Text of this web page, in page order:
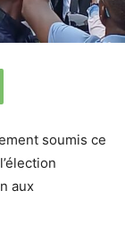
soumis ce
aux